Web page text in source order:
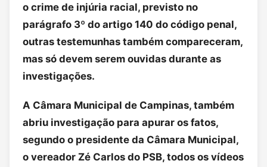
o crime de injúria racial, previsto no
parágrafo 3º do artigo 140 do código penal,
outras testemunhas também compareceram,
mas só devem serem ouvidas durante as
investigações.
A Câmara Municipal de Campinas, também
abriu investigação para apurar os fatos,
segundo o presidente da Câmara Municipal,
o vereador Zé Carlos do PSB, todos os vídeos